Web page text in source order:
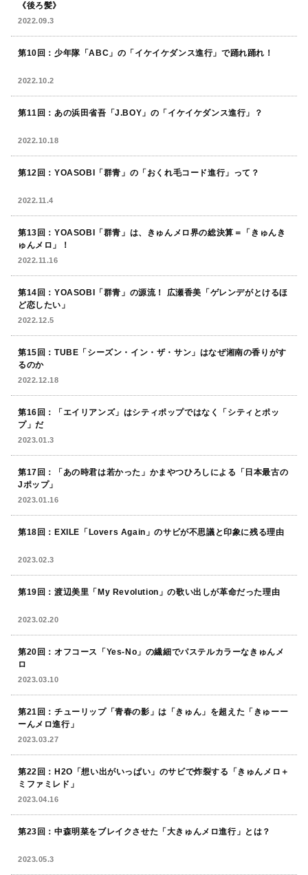
《後ろ髪》
2022.09.3
第10回：少年隊「ABC」の「イケイケダンス進行」で踊れ踊れ！
2022.10.2
第11回：あの浜田省吾「J.BOY」の「イケイケダンス進行」？
2022.10.18
第12回：YOASOBI「群青」の「おくれ毛コード進行」って？
2022.11.4
第13回：YOASOBI「群青」は、きゅんメロ界の総決算＝「きゅんき
ゅんメロ」！
2022.11.16
第14回：YOASOBI「群青」の源流！ 広瀬香美「ゲレンデがとけるほ
ど恋したい」
2022.12.5
第15回：TUBE「シーズン・イン・ザ・サン」はなぜ湘南の香りがす
るのか
2022.12.18
第16回：「エイリアンズ」はシティポップではなく「シティとポッ
プ」だ
2023.01.3
第17回：「あの時君は若かった」かまやつひろしによる「日本最古の
Jポップ」
2023.01.16
第18回：EXILE「Lovers Again」のサビが不思議と印象に残る理由
2023.02.3
第19回： 渡辺美里「My Revolution」の歌い出しが革命だった理由
2023.02.20
第20回： オフコース「Yes-No」の繊細でパステルカラーなきゅんメ
ロ
2023.03.10
第21回：チューリップ「青春の影」は「きゅん」を超えた「きゅーー
ーんメロ進行」
2023.03.27
第22回：H2O「想い出がいっぱい」のサビで炸裂する「きゅんメロ＋
ミファミレド」
2023.04.16
第23回：中森明菜をブレイクさせた「大きゅんメロ進行」とは？
2023.05.3